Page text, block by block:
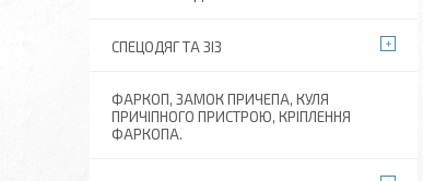
СПЕЦОДЯГ ТА ЗІЗ
ФАРКОП, ЗАМОК ПРИЧЕПА, КУЛЯ
ПРИЧІПНОГО ПРИСТРОЮ, КРІПЛЕННЯ
ФАРКОПА.